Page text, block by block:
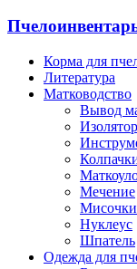
Корма для
Литература
Матководство
Вывод
Мечение
Нуклеус
Шпатель
Одежда для